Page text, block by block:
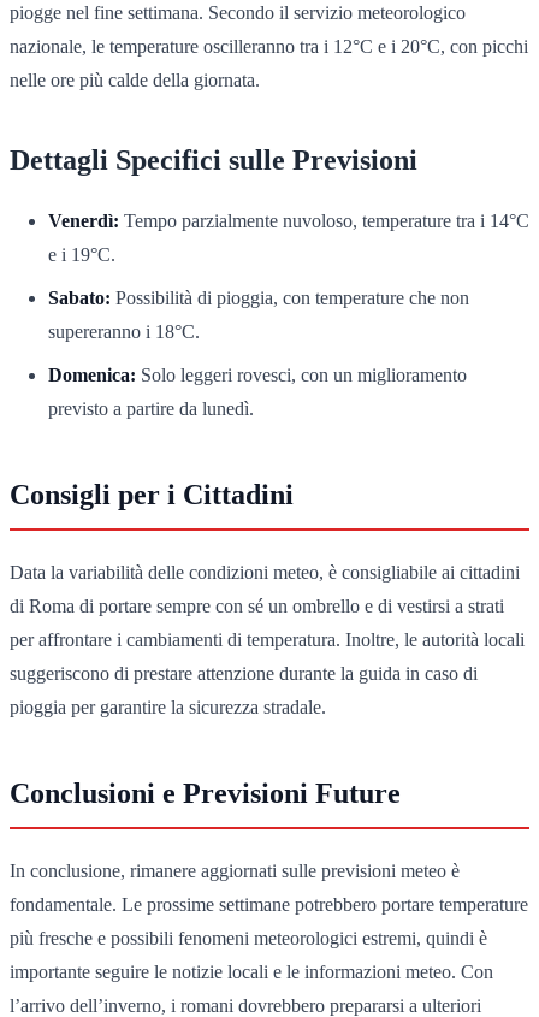
piogge nel fine settimana. Secondo il servizio meteorologico
nazionale, le temperature oscilleranno tra i 12°C e i 20°C, con picchi
nelle ore più calde della giornata.
Dettagli Specifici sulle Previsioni
Venerdì: Tempo parzialmente nuvoloso, temperature tra i 14°C
e i 19°C.
Sabato: Possibilità di pioggia, con temperature che non
supereranno i 18°C.
Domenica: Solo leggeri rovesci, con un miglioramento
previsto a partire da lunedì.
Consigli per i Cittadini
Data la variabilità delle condizioni meteo, è consigliabile ai cittadini
di Roma di portare sempre con sé un ombrello e di vestirsi a strati
per affrontare i cambiamenti di temperatura. Inoltre, le autorità locali
suggeriscono di prestare attenzione durante la guida in caso di
pioggia per garantire la sicurezza stradale.
Conclusioni e Previsioni Future
In conclusione, rimanere aggiornati sulle previsioni meteo è
fondamentale. Le prossime settimane potrebbero portare temperature
più fresche e possibili fenomeni meteorologici estremi, quindi è
importante seguire le notizie locali e le informazioni meteo. Con
l’arrivo dell’inverno, i romani dovrebbero prepararsi a ulteriori